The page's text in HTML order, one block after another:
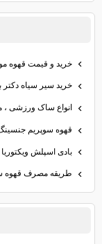
خرید و قیمت قهوه
خرید سیر سیاه دکتر
انواع ساک ورزشی ،
قهوه سوپریم جنسینگ
بادی اسپلش
طریقه مصرف قهوه